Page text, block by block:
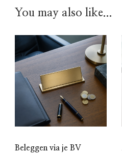
You may also like...
Beleggen via je BV